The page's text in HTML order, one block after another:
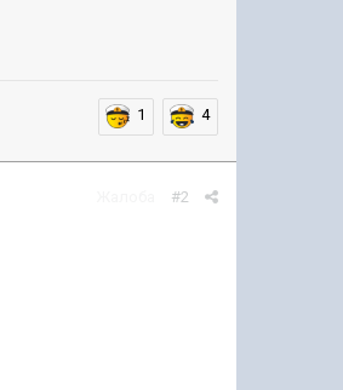
1 4
#2